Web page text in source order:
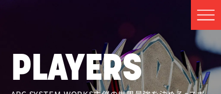
PLAYERS